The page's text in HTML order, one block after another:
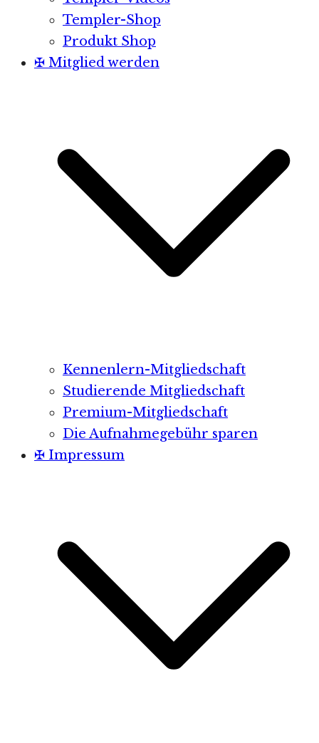
Templer-Shop
Produkt Shop
✠ Mitglied werden
Kennenlern-Mitgliedschaft
Studierende Mitgliedschaft
Premium-Mitgliedschaft
Die Aufnahmegebühr sparen
✠ Impressum